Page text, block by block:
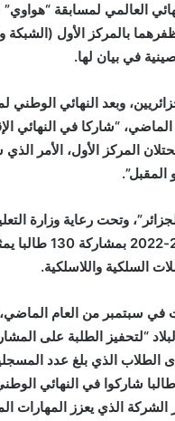
العالمي لمسابقة “هواوي”
بالمركز الأول
في بيان لها.
وبعد النهائي الوطني
“شاركا في النهائي
إفريقية ويحتلان المركز الأول،
وتحت رعاية وزارة
السلكية واللاسلكية.
“لتحفيز الطلبة على
الاختبار الأولي ليتم اختيار 130 طالبا
الذي يعزز المهارات